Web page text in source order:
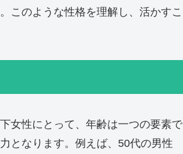
このような性格を理解し、活かすこ
女性にとって、年齢は一つの要素で
となります。例えば、50代の男性